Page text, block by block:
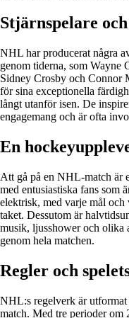
Stjärnspelare
NHL har producerat några
genom tiderna, som
Sidney Crosby och Connor
för sina exceptionella
långt utanför isen. De
engagemang och är ofta
En
Att gå på en NHL-match är
med entusiastiska fans som
elektrisk, med varje mål
taket. Dessutom är
musik, ljusshower och olika
genom hela matchen.
Regler och
NHL:s regelverk är utformat
match. Med tre perioder om